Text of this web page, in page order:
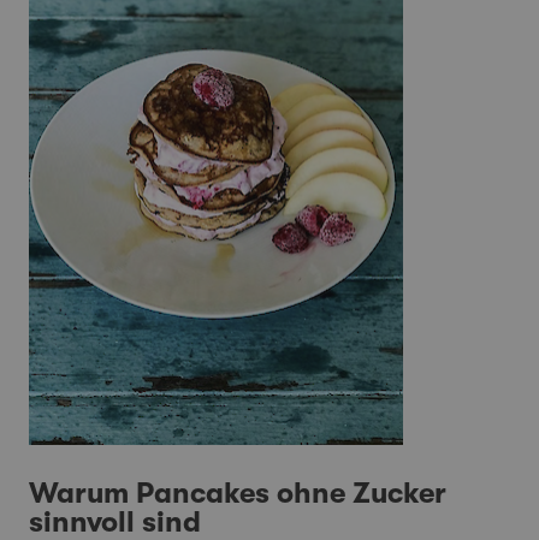
Warum Pancakes ohne Zucker
sinnvoll sind